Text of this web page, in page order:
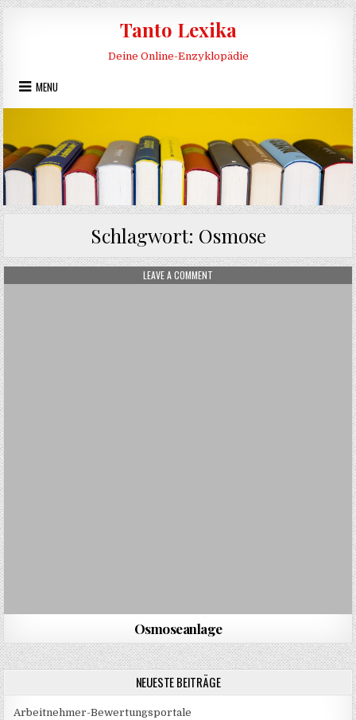
Skip to content
Tanto Lexika
Deine Online-Enzyklopädie
MENU
Schlagwort: Osmose
LEAVE A COMMENT
Osmoseanlage
NEUESTE BEITRÄGE
Arbeitnehmer-Bewertungsportale